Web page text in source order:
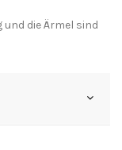
die Ärmel sind